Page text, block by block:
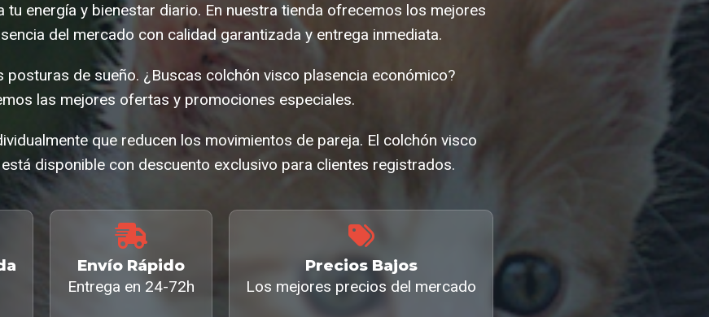
tu energía y bienestar diario. En nuestra tienda ofrecemos los mejores
del mercado con calidad garantizada y entrega inmediata.
posturas de sueño. ¿Buscas colchón visco plasencia económico?
las mejores ofertas y promociones especiales.
que reducen los movimientos de pareja. El colchón visco
disponible con descuento exclusivo para clientes registrados.
Envío Rápido
Entrega en 24-72h
Precios Bajos
Los mejores precios del mercado